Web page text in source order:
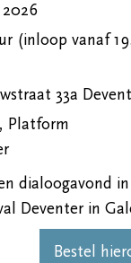
Bestel
(inloop vanaf
33a
Platform
dialoogavond
Deventer in